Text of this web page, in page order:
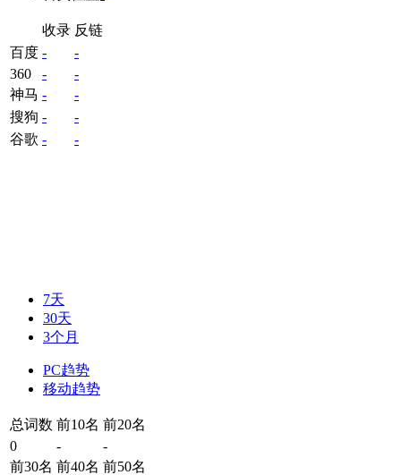
收录 反链
百度 -
-
360
-
-
神马 -
-
搜狗 -
-
谷歌 - -
7天
30天
3个月
PC趋势
移动趋势
总词数 前10名 前20名
0
-
-
前30名 前40名 前50名